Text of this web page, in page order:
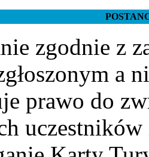
zgodnie z
a
prawo do